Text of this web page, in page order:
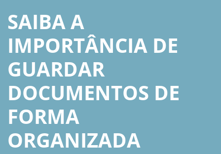
SAIBA A
IMPORTÂNCIA DE
GUARDAR
DOCUMENTOS DE
FORMA
ORGANIZADA